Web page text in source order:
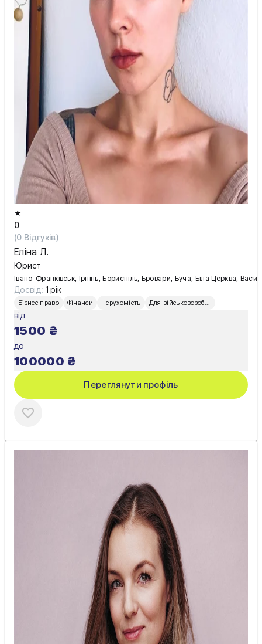
Шостка
Житомир
Київ
Львів
★
0
(0 Відгуків)
Еліна Л.
Юрист
Івано-Франківськ, Ірпінь, Бориспіль, Бровари, Буча, Біла Церква,
Досвід: 1 рік
Бізнес право Фінанси Нерухомість
від
1500 ₴
до
100000 ₴
Переглянути профіль